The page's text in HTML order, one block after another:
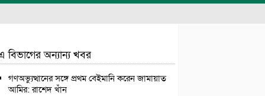
বিভাগের অন্যান্য খবর
গণঅভ্যুত্থানের সঙ্গে প্রথম বেইমানি করেন জামায়াত
আমির: রাশেদ খাঁন